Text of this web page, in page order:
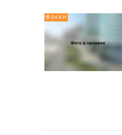
0.4 КМ